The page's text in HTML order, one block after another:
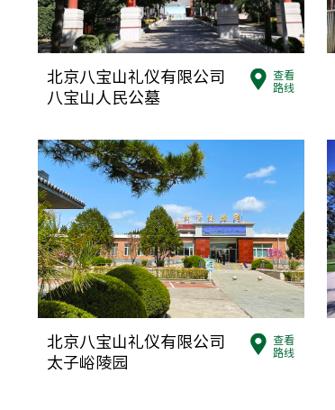
北京八宝山礼仪有限公司
八宝山人民公墓
查看
路线
北京八宝山礼仪有限公司
太子峪陵园
查看
路线